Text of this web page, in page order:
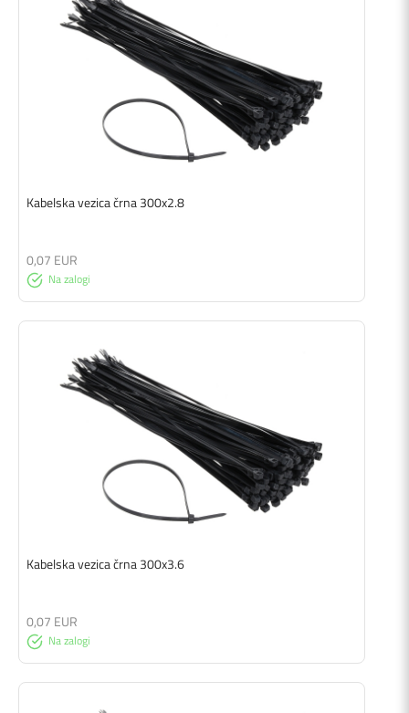
Kabelska vezica črna 300x2.8
Na zalogi
0,07 EUR
Kabelska vezica črna 300x3.6
Na zalogi
0,07 EUR